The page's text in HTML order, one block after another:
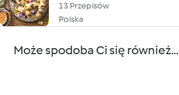
13 Przepisów
Polska
Może spodoba Ci się również...